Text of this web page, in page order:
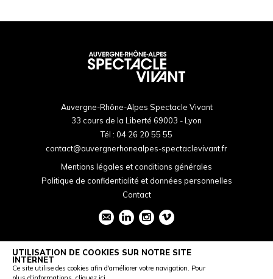
Auvergne-Rhône-Alpes Spectacle Vivant
33 cours de la Liberté 69003 - Lyon
Tél : 04 26 20 55 55
contact@auvergnerhonealpes-spectaclevivant.fr
Mentions légales et conditions générales
Politique de confidentialité et données personnelles
Contact
UTILISATION DE COOKIES SUR NOTRE SITE
INTERNET
Ce site utilise des cookies afin d'améliorer votre navigation. Pour